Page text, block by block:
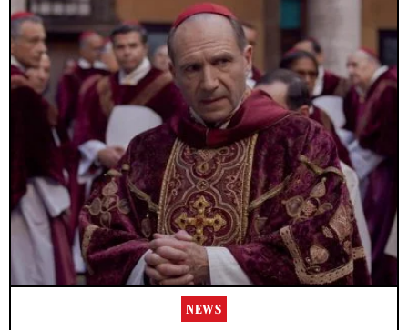
NEWS